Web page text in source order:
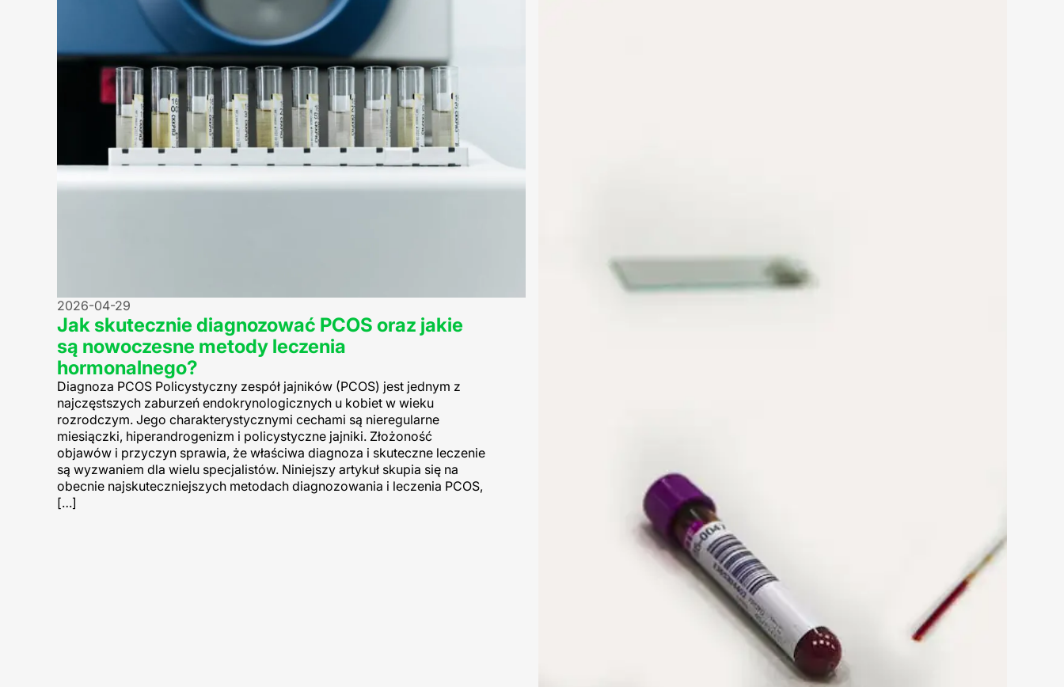
Jak skutecznie diagnozować PCOS oraz jakie
są nowoczesne metody leczenia
hormonalnego?
2026-04-29
Diagnoza PCOS Policystyczny zespół jajników (PCOS) jest jednym z
najczęstszych zaburzeń endokrynologicznych u kobiet w wieku
rozrodczym. Jego charakterystycznymi cechami są nieregularne
miesiączki, hiperandrogenizm i policystyczne jajniki. Złożoność
objawów i przyczyn sprawia, że właściwa diagnoza i skuteczne leczenie
są wyzwaniem dla wielu specjalistów. Niniejszy artykuł skupia się na
obecnie najskuteczniejszych metodach diagnozowania i leczenia PCOS,
[…]